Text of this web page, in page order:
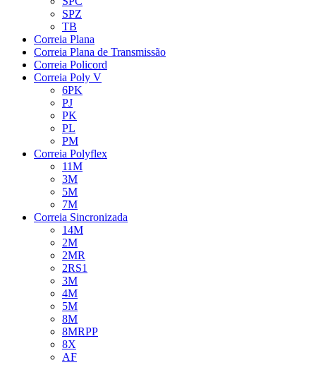
SPZ
TB
Correia Plana
Correia Plana de Transmissão
Correia Policord
Correia Poly V
6PK
PJ
PK
PL
PM
Correia Polyflex
11M
3M
5M
7M
Correia Sincronizada
14M
2M
2MR
2RS1
3M
4M
5M
8M
8MRPP
8X
AF